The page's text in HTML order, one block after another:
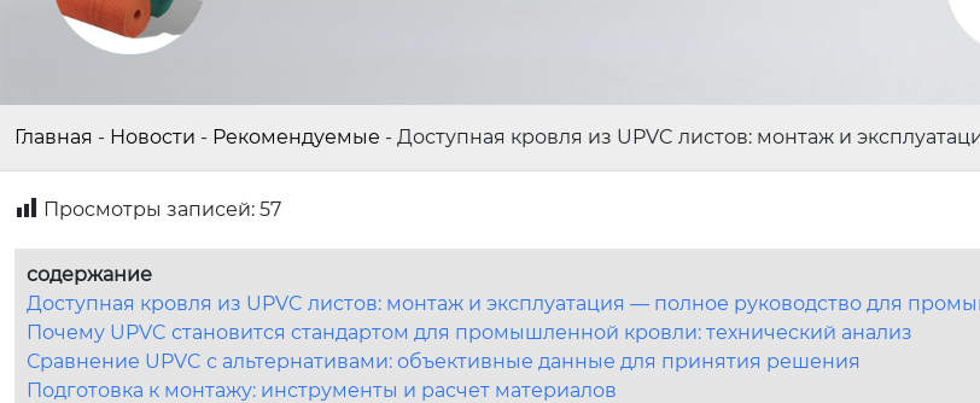
Главная - Новости - Рекомендуемые - Доступная кровля из UPVC листов: монтаж и
Просмотры записей: 57
содержание
Доступная кровля из UPVC листов: монтаж и эксплуатация — полное руководство для
Почему UPVC становится стандартом для промышленной кровли: технический анализ
Сравнение UPVC с альтернативами: объективные данные для принятия решения
Подготовка к монтажу: инструменты и расчет материалов